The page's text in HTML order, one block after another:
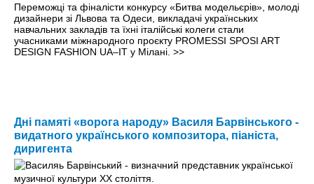
Переможці та фіналісти конкурсу «Битва модельєрів», молоді
дизайнери зі Львова та Одеси, викладачі українських
навчальних закладів та їхні італійські колеги стали
учасниками міжнародного проєкту PROMESSI SPOSI ART
DESIGN FASHION UA–IT у Мілані. >>
Дні памяті «ворога народу» Василя Барвінського -
видатного українського композитора, піаніста,
диригента